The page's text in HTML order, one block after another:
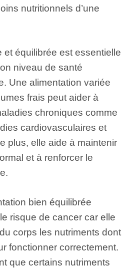
nutritionnels d’une
et équilibrée est essentielle
niveau de santé
Une alimentation variée
frais peut aider à
chroniques comme
cardiovasculaires et
plus, elle aide à maintenir
et à renforcer le
bien équilibrée
risque de cancer car elle
corps les nutriments dont
fonctionner correctement.
que certains nutriments